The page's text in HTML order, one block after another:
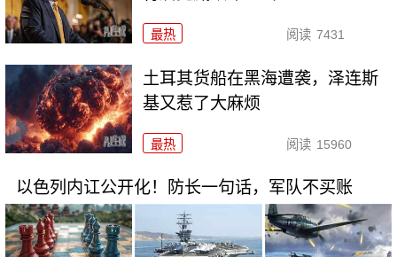
最热 阅读 7431
土耳其货船在黑海遭袭，泽连斯
基又惹了大麻烦
最热 阅读 15960
以色列内讧公开化！防长一句话，军队不买账